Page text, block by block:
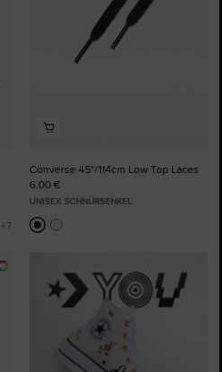
Converse 45''/114cm Low Top Laces
6,00 €
UNISEX SCHNÜRSENKEL